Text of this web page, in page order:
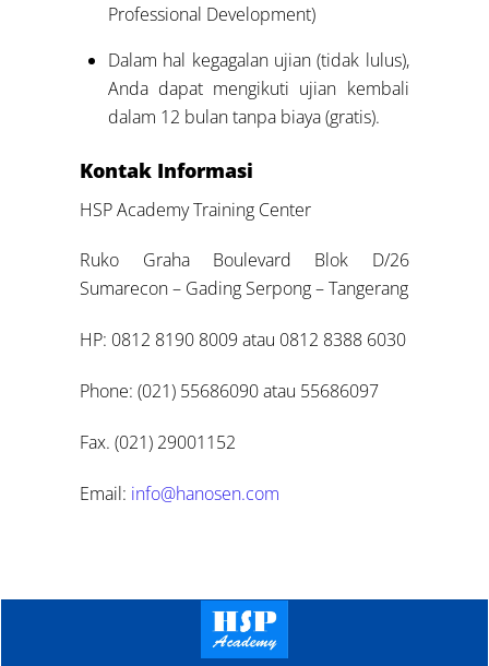
Professional Development)
Dalam hal kegagalan ujian (tidak lulus),
Anda dapat mengikuti ujian kembali
dalam 12 bulan tanpa biaya (gratis).
Kontak Informasi
HSP Academy Training Center
Ruko Graha Boulevard Blok D/26
Sumarecon – Gading Serpong – Tangerang
HP: 0812 8190 8009 atau 0812 8388 6030
Phone: (021) 55686090 atau 55686097
Fax. (021) 29001152
Email: info@hanosen.com